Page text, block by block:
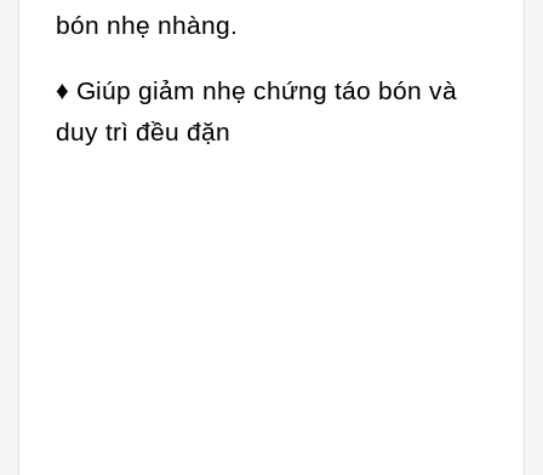
bón nhẹ nhàng.
♦ Giúp giảm nhẹ chứng táo bón và
duy trì đều đặn